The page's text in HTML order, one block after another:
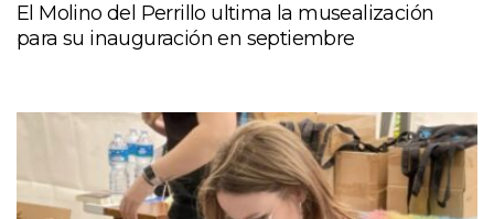
El Molino del Perrillo ultima la musealización
para su inauguración en septiembre